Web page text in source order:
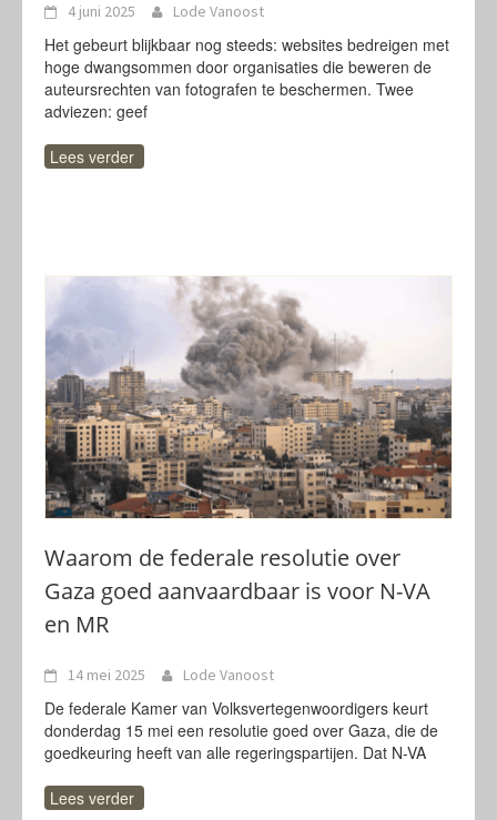
4 juni 2025 Lode Vanoost
Het gebeurt blijkbaar nog steeds: websites bedreigen met
hoge dwangsommen door organisaties die beweren de
auteursrechten van fotografen te beschermen. Twee
adviezen: geef
Lees verder
Waarom de federale resolutie over
Gaza goed aanvaardbaar is voor N-VA
en MR
14 mei 2025 Lode Vanoost
De federale Kamer van Volksvertegenwoordigers keurt
donderdag 15 mei een resolutie goed over Gaza, die de
goedkeuring heeft van alle regeringspartijen. Dat N-VA
Lees verder